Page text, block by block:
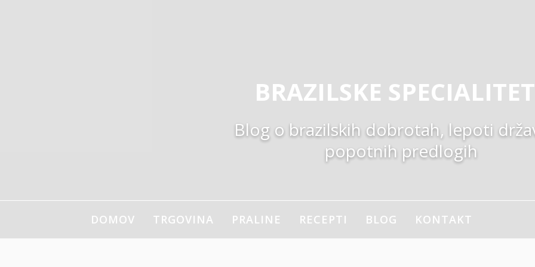
BRAZILSKE
Blog o brazilskih dobrotah, lepoti
popotnih predlogih
DOMOV TRGOVINA PRALINE RECEPTI BLOG KONTAKT